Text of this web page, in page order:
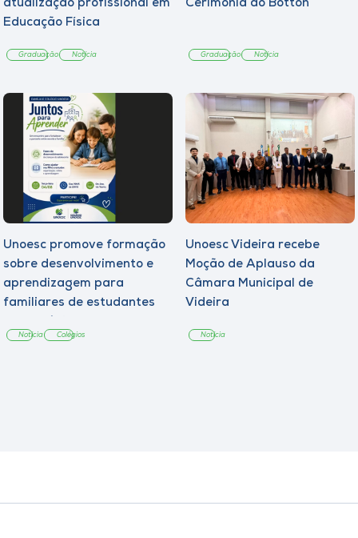
atualização profissional em
Educação Física
Graduação Notícia
Cerimônia do Botton
Graduação Notícia
Unoesc promove formação
sobre desenvolvimento e
aprendizagem para
familiares de estudantes
Notícia Colégios
Unoesc Videira recebe
Moção de Aplauso da
Câmara Municipal de
Videira
Notícia